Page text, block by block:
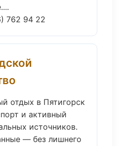
762 94 22
отдых в Пятигорск
и активный
источников.
— без лишнего